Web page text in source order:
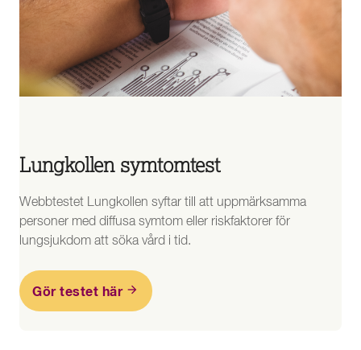
Lungkollen symtomtest
Webbtestet Lungkollen syftar till att uppmärksamma
personer med diffusa symtom eller riskfaktorer för
lungsjukdom att söka vård i tid.
Gör testet här